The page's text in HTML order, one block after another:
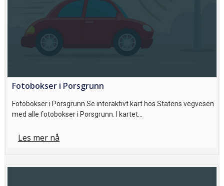
Fotobokser i Porsgrunn
Fotobokser i Porsgrunn Se interaktivt kart hos Statens vegvesen
med alle fotobokser i Porsgrunn. I kartet…
Les mer nå